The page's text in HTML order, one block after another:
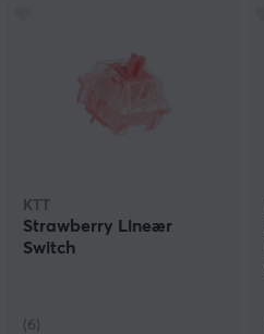
KTT
Strawberry Lineær
Switch
(6)